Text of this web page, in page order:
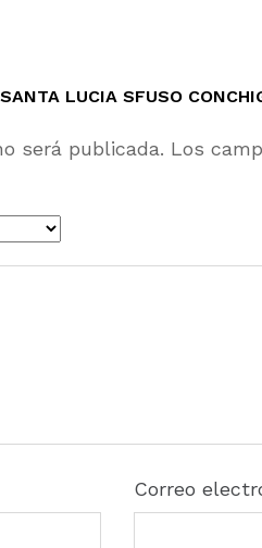
LUCIA SFUSO
será publicada. Los
Correo